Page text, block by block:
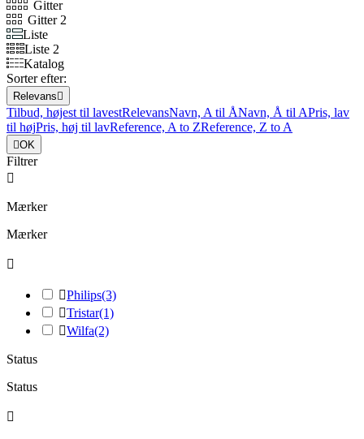
Gitter
Gitter 2
Liste
Liste 2
Katalog
Sorter efter:
Relevans
Tilbud, højest til lavestRelevansNavn, A til ÅNavn, Å til APris, lav
til højPris, høj til lavReference, A to ZReference, Z to A
OK
Filtrer

Mærker
Mærker

Philips(3)
Tristar(1)
Wilfa(2)
Status
Status
